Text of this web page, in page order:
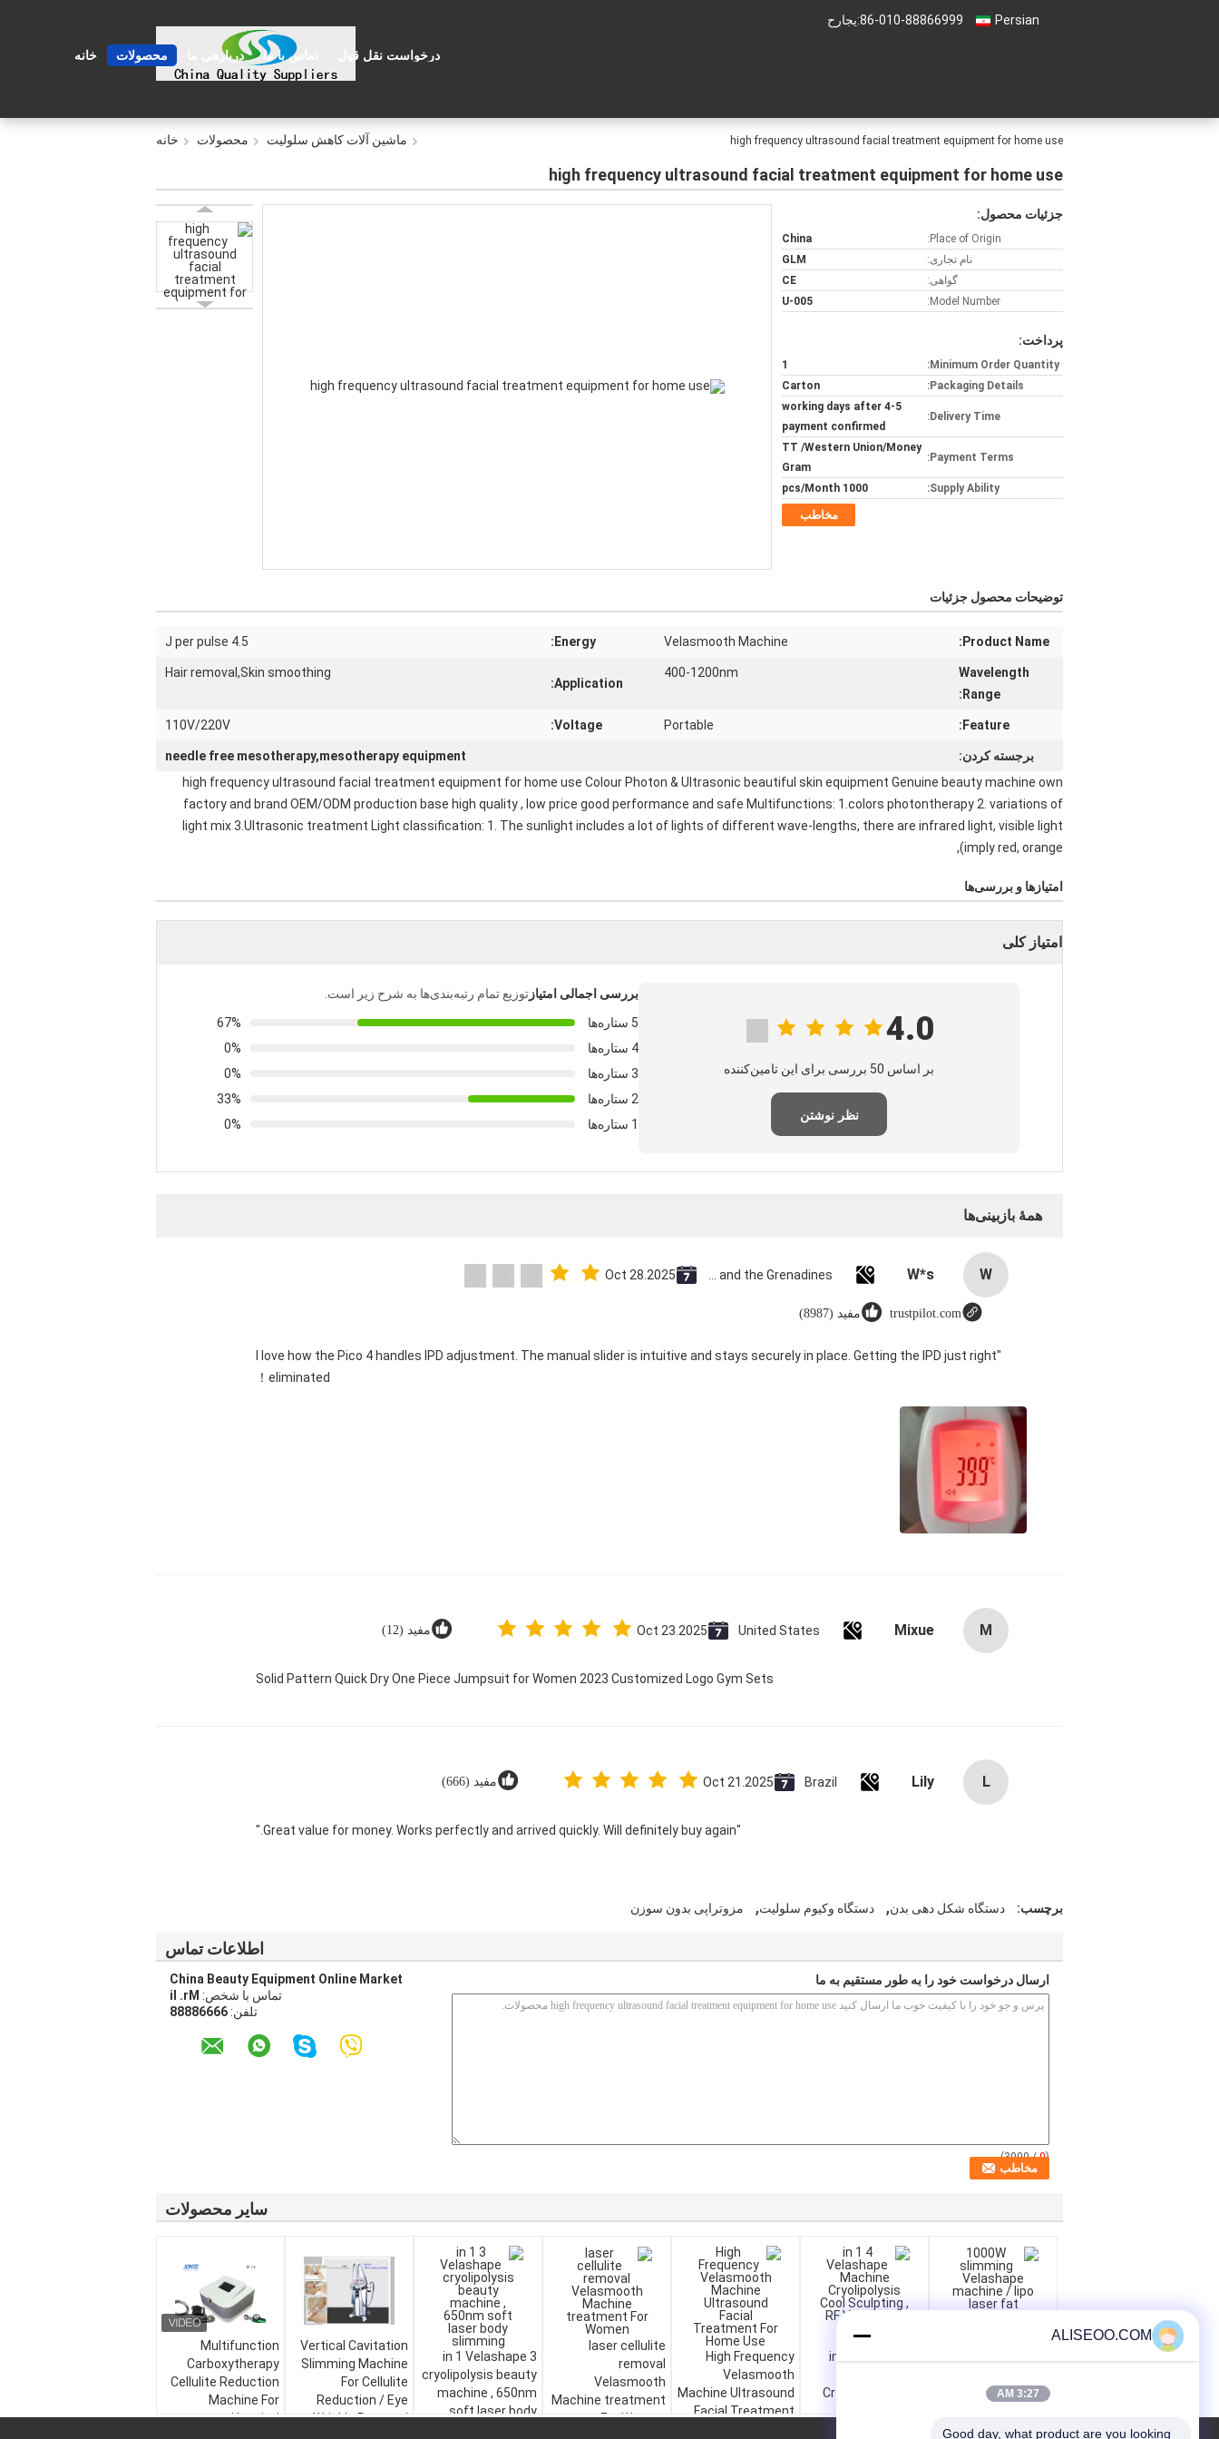
Persian حراجی:86-010-88866999
خانه محصولات دربارهی ما تماس با ما درخواست نقل قول
خانه محصولات ماشین آلات کاهش سلولیت high frequency ultrasound facial treatment equipment for home use
high frequency ultrasound facial treatment equipment for home use
جزئیات محصول:
Place of Origin:
China
نام تجاری:
GLM
گواهی:
CE
Model Number:
U-005
پرداخت:
Minimum Order Quantity:
1
Packaging Details:
Carton
Delivery Time:
4-5 working days after
payment confirmed
Payment Terms:
TT /Western Union/Money
Gram
Supply Ability:
1000 pcs/Month
مخاطب
توضیحات محصول جزئیات
Product Name:
Velasmooth Machine
Energy:
4.5 J per pulse
Wavelength
Range:
400-1200nm
Application:
Hair removal,Skin smoothing
Feature:
Portable
Voltage:
110V/220V
برجسته کردن:
needle free mesotherapy,mesotherapy equipment
high frequency ultrasound facial treatment equipment for home use Colour Photon & Ultrasonic beautiful skin equipment Genuine beauty machine own
factory and brand OEM/ODM production base high quality , low price good performance and safe Multifunctions: 1.colors photontherapy 2. variations of
light mix 3.Ultrasonic treatment Light classification: 1. The sunlight includes a lot of lights of different wave-lengths, there are infrared light, visible light
(imply red, orange,
امتیازها و بررسی‌ها
امتیاز کلی
4.0
بر اساس 50 بررسی برای این تامین‌کننده
نظر نوشتن
بررسی اجمالی امتیاز توزیع تمام رتبه‌بندی‌ها به شرح زیر است.
5 ستاره‌ها
67%
4 ستاره‌ها
0%
3 ستاره‌ها
0%
2 ستاره‌ها
33%
1 ستاره‌ها
0%
همهٔ بازبینی‌ها
W
W*s
Oct 28.2025
trustpilot.com مفید (8987)
"I love how the Pico 4 handles IPD adjustment. The manual slider is intuitive and stays securely in place. Getting the IPD just right
eliminated！
M
Mixue
United States
Oct 23.2025 مفید (12)
Solid Pattern Quick Dry One Piece Jumpsuit for Women 2023 Customized Logo Gym Sets
L
Lily
Brazil
Oct 21.2025 مفید (666)
"Great value for money. Works perfectly and arrived quickly. Will definitely buy again."
برچسب: دستگاه شکل دهی بدن, دستگاه وکیوم سلولیت, مزوتراپی بدون سوزن
اطلاعات تماس
China Beauty Equipment Online Market
تماس با شخص: Mr. li
تلفن: 66668888
ارسال درخواست خود را به طور مستقیم به ما
(
0
/ 3000)
سایر محصولات
Multifunction
Carboxytherapy
Cellulite Reduction
Machine For
Hospital
Vertical Cavitation
Slimming Machine
For Cellulite
Reduction / Eye
Wrinkle Removal
3 in 1 Velashape
cryolipolysis beauty
machine , 650nm
soft laser body
laser cellulite
removal
Velasmooth
Machine treatment
For Women
High Frequency
Velasmooth
Machine Ultrasound
Facial Treatment
4 in 1 Velashape
Cryolipolysis Cool
Velashape machine
reduction
ALISEOO.COM
3:27 AM
Good day, what product are you looking